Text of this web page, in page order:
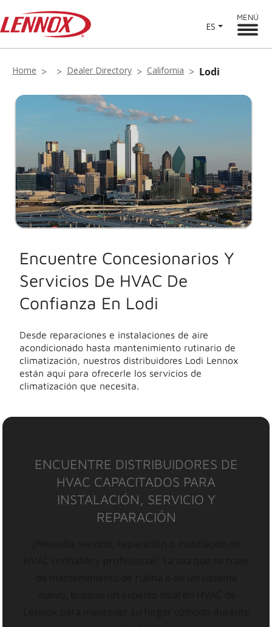
ES
MENÚ
Home Dealer Directory California Lodi
Encuentre Concesionarios Y
Servicios De HVAC De
Confianza En Lodi
Desde reparaciones e instalaciones de aire
acondicionado hasta mantenimiento rutinario de
climatización, nuestros distribuidores Lodi Lennox
están aquí para ofrecerle los servicios de
climatización que necesita.
ENCUENTRE DISTRIBUIDORES DE
HVAC CAPACITADOS PARA
INSTALACIÓN, SERVICIO Y
REPARACIÓN